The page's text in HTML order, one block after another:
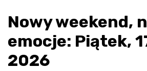
Nowy weekend,
emocje: Piątek,
2026